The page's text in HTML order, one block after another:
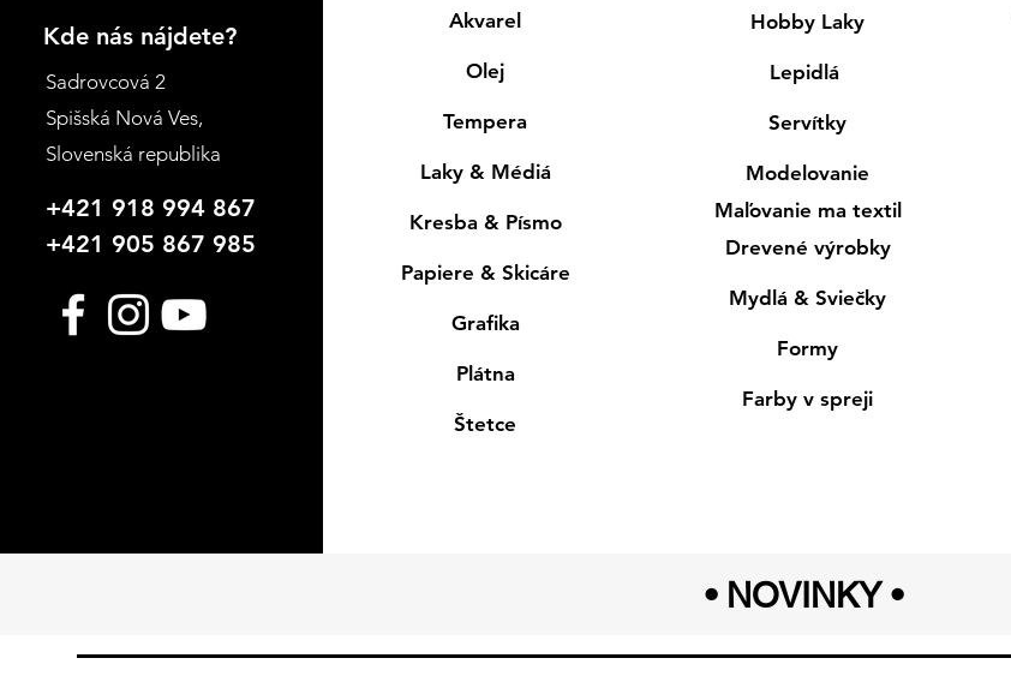
Kde nás nájdete?
Sadrovcová 2
Spišská Nová Ves,
Slovenská republika
+421 918 994 867
+421 905 867 985
Akvarel
Olej
Tempera
Laky & Médiá
Kresba & Písmo
Papiere & Skicáre
Grafika
Plátna
Štetce
Hobby Laky
Lepidlá
Servítky
Modelovanie
Maľovanie ma textil
Drevené výrobky
Mydlá & Sviečky
Formy
Farby v spreji
• NOVINKY •